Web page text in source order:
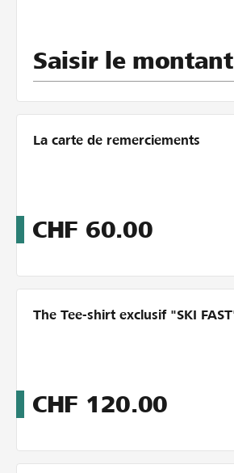
Saisir le montant
La carte de remerciements
CHF 60.00
The Tee-shirt exclusif "SKI
CHF 120.00